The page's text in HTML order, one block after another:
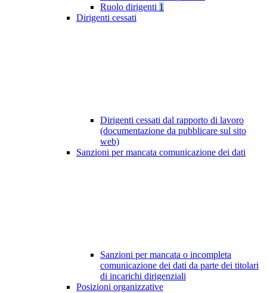
Ruolo dirigenti 1
Dirigenti cessati
Dirigenti cessati dal rapporto di lavoro
(documentazione da pubblicare sul sito
web)
Sanzioni per mancata comunicazione dei dati
Sanzioni per mancata o incompleta
comunicazione dei dati da parte dei titolari
di incarichi dirigenziali
Posizioni organizzative